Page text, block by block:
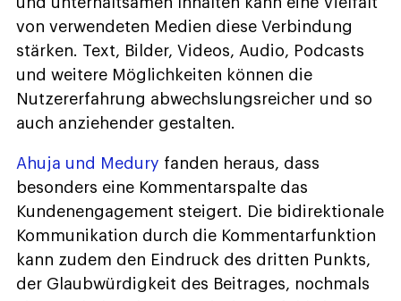
von verwendeten Medien diese Verbindung
stärken. Text, Bilder, Videos, Audio, Podcasts
und weitere Möglichkeiten können die
Nutzererfahrung abwechslungsreicher und so
auch anziehender gestalten.
Ahuja und Medury fanden heraus, dass
besonders eine Kommentarspalte das
Kundenengagement steigert. Die bidirektionale
Kommunikation durch die Kommentarfunktion
kann zudem den Eindruck des dritten Punkts,
der Glaubwürdigkeit des Beitrages, nochmals